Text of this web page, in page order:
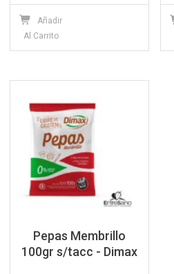
Añadir
Al Carrito
Pepas Membrillo
100gr s/tacc - Dimax